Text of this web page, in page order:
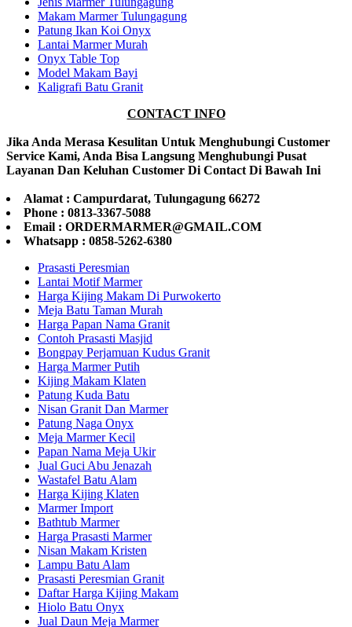
Makam Marmer Tulungagung
Patung Ikan Koi Onyx
Lantai Marmer Murah
Onyx Table Top
Model Makam Bayi
Kaligrafi Batu Granit
CONTACT INFO
Jika Anda Merasa Kesulitan Untuk Menghubungi Customer
Service Kami, Anda Bisa Langsung Menghubungi Pusat
Layanan Dan Keluhan Customer Di Contact Di Bawah Ini
Alamat : Campurdarat, Tulungagung 66272
Phone : 0813-3367-5088
Email : ORDERMARMER@GMAIL.COM
Whatsapp : 0858-5262-6380
Prasasti Peresmian
Lantai Motif Marmer
Harga Kijing Makam Di Purwokerto
Meja Batu Taman Murah
Harga Papan Nama Granit
Contoh Prasasti Masjid
Bongpay Perjamuan Kudus Granit
Harga Marmer Putih
Kijing Makam Klaten
Patung Kuda Batu
Nisan Granit Dan Marmer
Patung Naga Onyx
Meja Marmer Kecil
Papan Nama Meja Ukir
Jual Guci Abu Jenazah
Wastafel Batu Alam
Harga Kijing Klaten
Marmer Import
Bathtub Marmer
Harga Prasasti Marmer
Nisan Makam Kristen
Lampu Batu Alam
Prasasti Peresmian Granit
Daftar Harga Kijing Makam
Hiolo Batu Onyx
Jual Daun Meja Marmer